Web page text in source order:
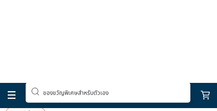
แหวนทั่วไป